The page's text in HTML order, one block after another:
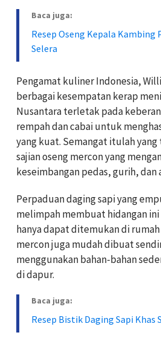
Baca juga:
Resep Oseng Kepala Kambing
Selera
Pengamat kuliner Indonesia,
berbagai kesempatan kerap
Nusantara terletak pada
rempah dan cabai untuk
yang kuat. Semangat itulah
sajian oseng mercon yang
keseimbangan pedas, gurih, dan
Perpaduan daging sapi yang
melimpah membuat hidangan
hanya dapat ditemukan di
mercon juga mudah dibuat
menggunakan bahan-bahan
di dapur.
Baca juga:
Resep Bistik Daging Sapi Khas